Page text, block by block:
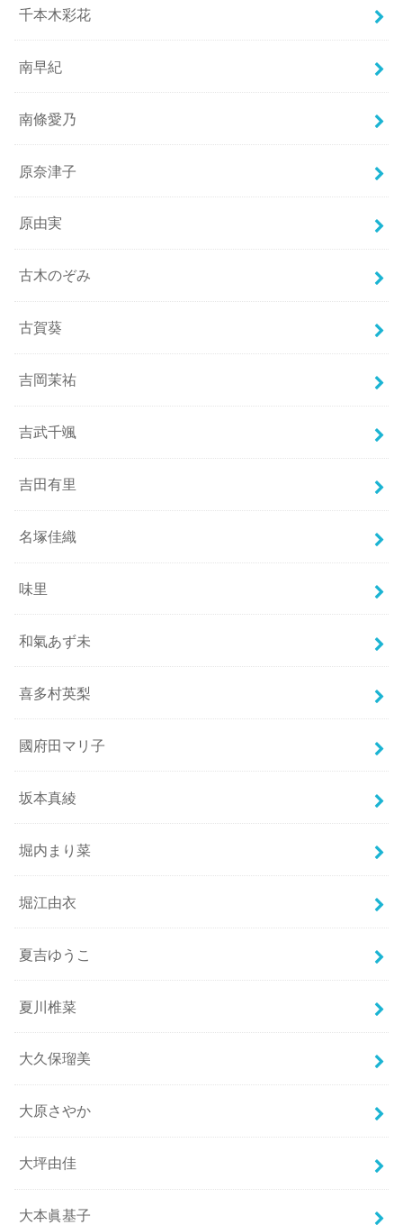
千本木彩花
南早紀
南條愛乃
原奈津子
原由実
古木のぞみ
古賀葵
吉岡茉祐
吉武千颯
吉田有里
名塚佳織
味里
和氣あず未
喜多村英梨
國府田マリ子
坂本真綾
堀内まり菜
堀江由衣
夏吉ゆうこ
夏川椎菜
大久保瑠美
大原さやか
大坪由佳
大本眞基子